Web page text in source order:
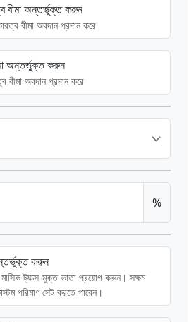
বীমা অন্তর্ভুক্ত করুন
বীমা অবদান প্রদান করে
অন্তর্ভুক্ত করুন
বীমা অবদান প্রদান করে
%
করুন
ট্যাক্স-মুক্ত ভাতা প্রয়োগ করুন। সক্ষম
পরিমাণ সেট করতে পারেন।